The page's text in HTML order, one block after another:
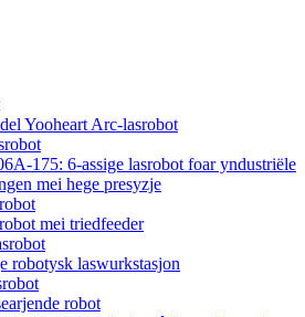
Yooheart Arc-lasrobot
175: 6-assige lasrobot foar yndustriële
mei hege presyzje
mei triedfeeder
robotysk laswurkstasjon
robot